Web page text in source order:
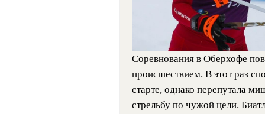
Соревнования в Оберхофе
происшествием. В этот раз
старте, однако перепутала
стрельбу по чужой цели.